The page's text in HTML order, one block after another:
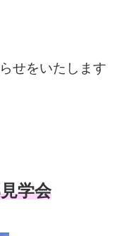
せをいたします
学会